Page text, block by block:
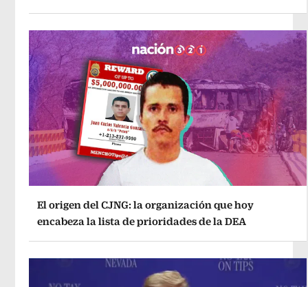
El origen del CJNG: la organización que hoy
encabeza la lista de prioridades de la DEA